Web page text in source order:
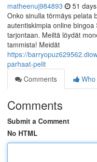
matheenuj984893 51
Onko sinulla törmäys pelata
autentiskimpia online
tarjontaan. Meiltä löydät
tammista! Meidät
https://
parhaat-pelit
Comments
Comments
Submit a Comment
No HTML